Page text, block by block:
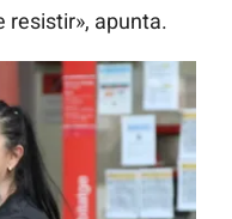
resistir», apunta.